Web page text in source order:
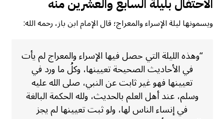
الاحتفال بليلة السابع والعشرين منه
ويسمونها ليلة الإسراء والمعراج؛ قال الإمام ابن باز، رحمه الله:
“وهذه الليلة التي حصل فيها الإسراء والمعراج لم يأت
في الأحاديث الصحيحة تعيينها، وكلُ ما ورد في
تعيينها فهو غير ثابت عن النبي، صلى الله عليه
وسلم، عند أهل العلم بالحديث، ولله الحكمة البالغة
في إنساء الناس لها، ولو ثبت تعيينها لم يجز